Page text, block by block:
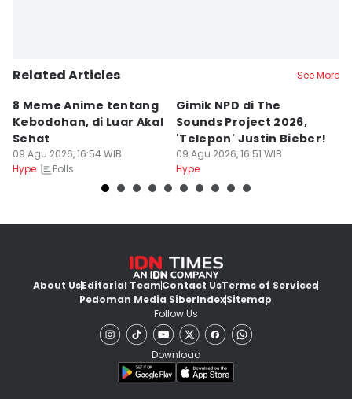
Related Articles See More
8 Meme Anime tentang
Kebodohan, di Luar Akal
Sehat
09 Agu 2026, 16:54 WIB
Hype
Polls
Gimik NPD di The
Sounds Project 2026,
'Telepon' Justin Bieber!
09 Agu 2026, 16:51 WIB
Hype
About UsEditorial TeamContact UsTerms of Services
Pedoman Media SiberIndexSitemap
Follow Us
Download